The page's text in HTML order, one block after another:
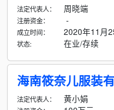
法定代表人： 周晓端
注册资金： -
成立时间： 2020年11月
状态: 在业/存续
海南筱奈儿服装
法定代表人： 黄小娟